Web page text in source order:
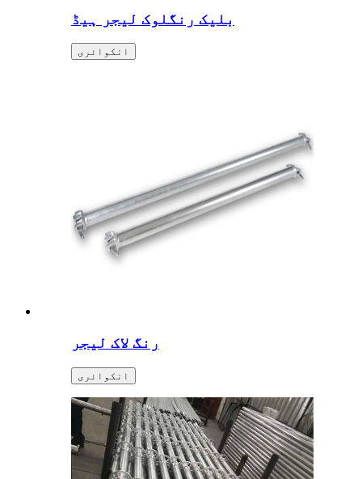
بلیک رنگلوک لیجر ہیڈ
انکوائری
رنگ لاک لیجر
انکوائری